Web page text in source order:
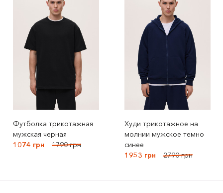
Футболка трикотажная
мужская черная
1074 грн
1790 грн
Худи трикотажное на
молнии мужское темно
синее
1953 грн
2790 грн